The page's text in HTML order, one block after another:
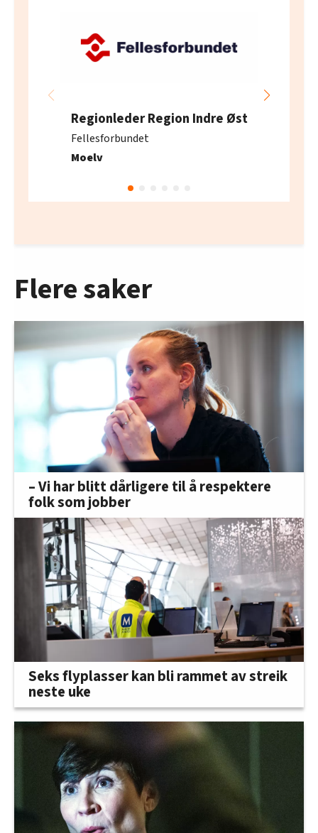
Regionleder Region Indre Øst
Fellesforbundet
Moelv
Flere saker
– Vi har blitt dårligere til å respektere
folk som jobber
Seks flyplasser kan bli rammet av streik
neste uke